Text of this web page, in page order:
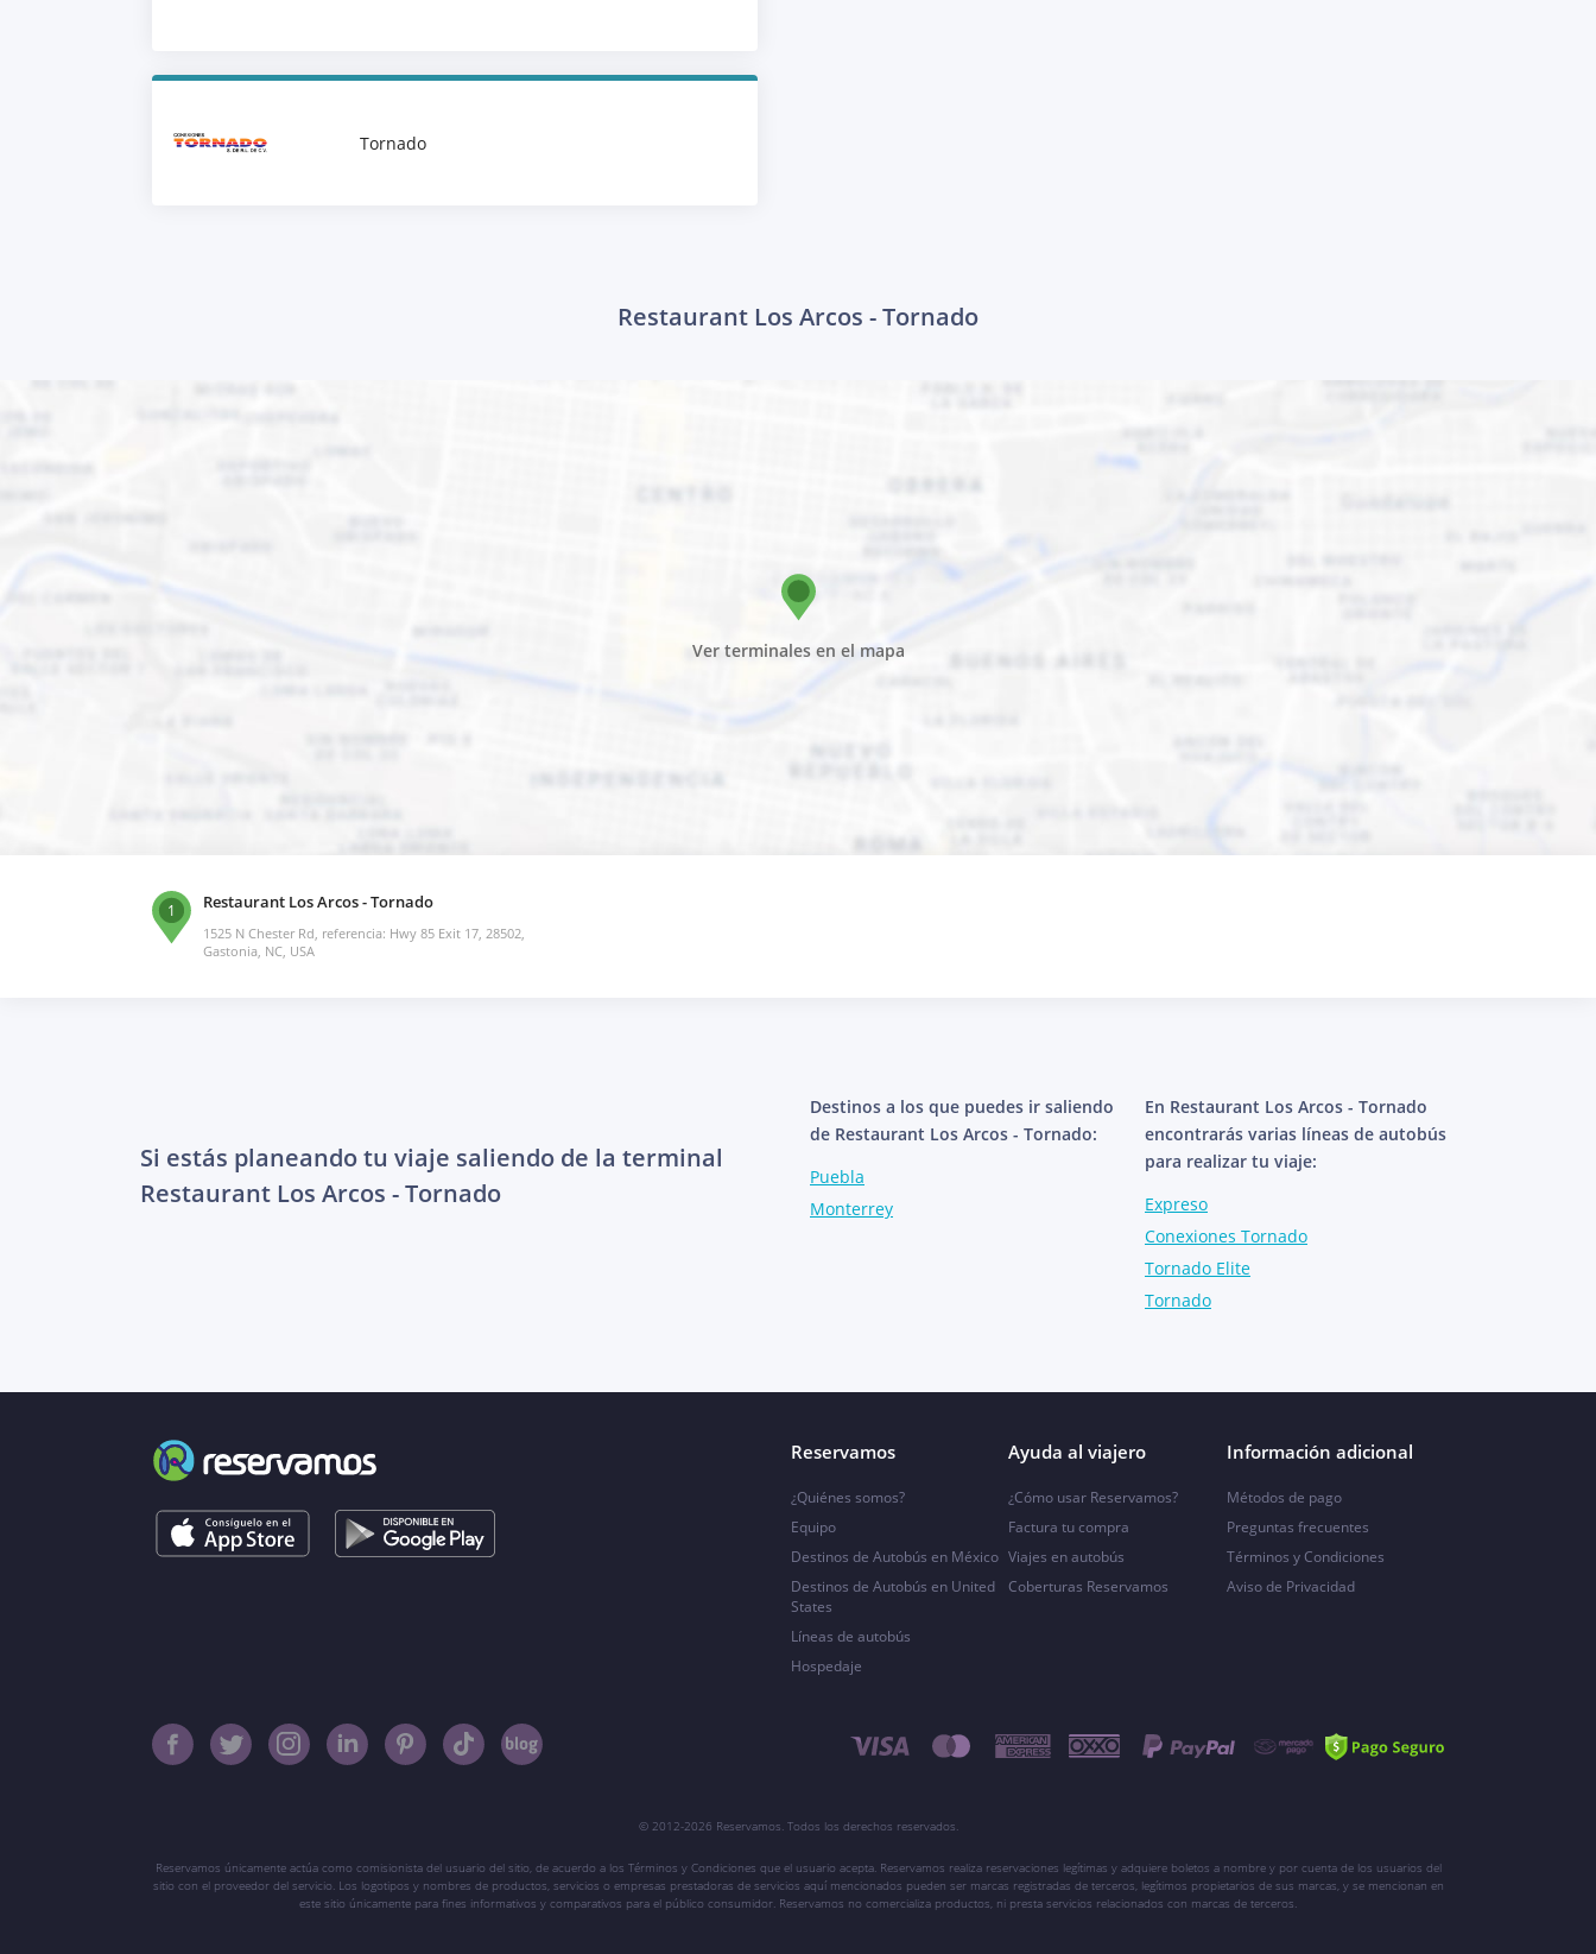
Tornado
Restaurant Los Arcos - Tornado
Ver terminales en el mapa
1 Restaurant Los Arcos - Tornado
1525 N Chester Rd, referencia: Hwy 85 Exit 17, 28502,
Gastonia, NC, USA
Si estás planeando tu viaje saliendo de la terminal
Restaurant Los Arcos - Tornado
Destinos a los que puedes ir saliendo
de Restaurant Los Arcos - Tornado:
Puebla
Monterrey
En Restaurant Los Arcos - Tornado
encontrarás varias líneas de autobús
para realizar tu viaje:
Expreso
Conexiones Tornado
Tornado Elite
Tornado
Reservamos
¿Quiénes somos?
Equipo
Destinos de Autobús en México
Destinos de Autobús en United
States
Líneas de autobús
Hospedaje
Ayuda al viajero
¿Cómo usar Reservamos?
Factura tu compra
Viajes en autobús
Coberturas Reservamos
Información adicional
Métodos de pago
Preguntas frecuentes
Términos y Condiciones
Aviso de Privacidad
© 2012-2026 Reservamos. Todos los derechos reservados.
Reservamos únicamente actúa como comisionista del usuario del sitio, de acuerdo a los Términos y Condiciones que el usuario acepta. Reservamos realiza reservaciones legítimas y adquiere boletos a nombre y por cuenta de los usuarios del
sitio con el proveedor del servicio. Los logotipos y nombres de productos, servicios o empresas prestadoras de servicios aquí mencionados pueden ser marcas registradas de terceros, legítimos propietarios de sus marcas, y se mencionan en
este sitio únicamente para fines informativos y comparativos para el público consumidor. Reservamos no comercializa productos, ni presta servicios relacionados con marcas de terceros.